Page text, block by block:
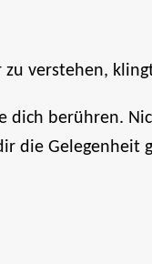
verstehen,
dich berühren.
die Gelegenheit